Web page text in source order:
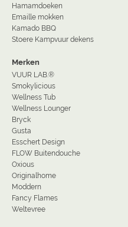
Hamamdoeken
Emaille mokken
Kamado BBQ
Stoere Kampvuur dekens
Merken
VUUR LAB.®
Smokylicious
Wellness Tub
Wellness Lounger
Bryck
Gusta
Esschert Design
FLOW Buitendouche
Oxious
Originalhome
Moddern
Fancy Flames
Weltevree